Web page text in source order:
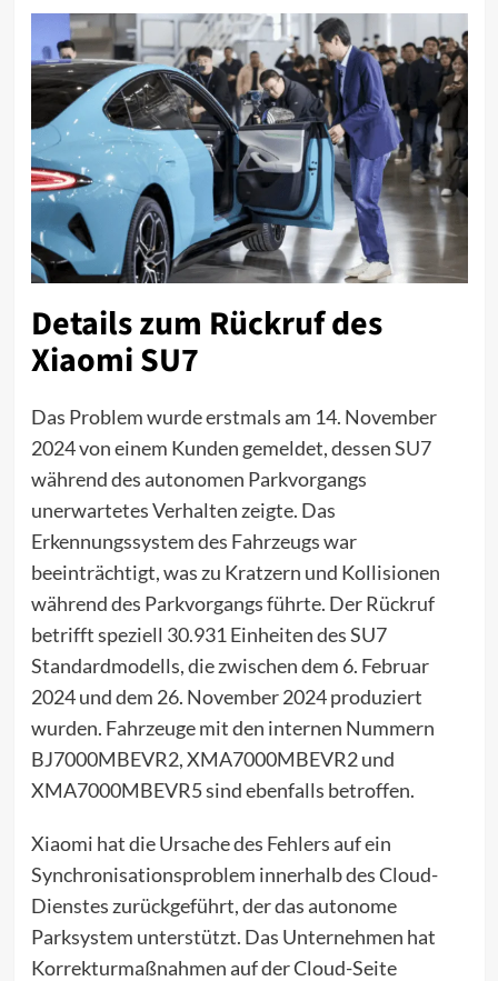
Details zum Rückruf des
Xiaomi SU7
Das Problem wurde erstmals am 14. November
2024 von einem Kunden gemeldet, dessenSU7
während des autonomen Parkvorgangs
unerwartetes Verhalten zeigte. Das
Erkennungssystem des Fahrzeugs war
beeinträchtigt, was zu Kratzern und Kollisionen
während des Parkvorgangs führte. Der Rückruf
betrifft speziell 30.931 Einheiten des SU7
Standardmodells, die zwischen dem 6. Februar
2024 und dem 26. November 2024 produziert
wurden. Fahrzeuge mit den internen Nummern
BJ7000MBEVR2, XMA7000MBEVR2 und
XMA7000MBEVR5 sind ebenfalls betroffen.
Xiaomi hat die Ursache des Fehlers auf ein
Synchronisationsproblem innerhalb des Cloud-
Dienstes zurückgeführt, der das autonome
Parksystem unterstützt. Das Unternehmen hat
Korrekturmaßnahmen auf der Cloud-Seite